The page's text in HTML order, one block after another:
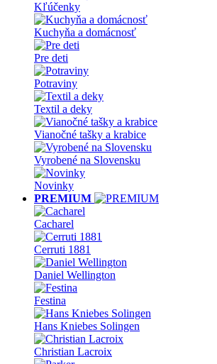
Kľúčenky
Kuchyňa a domácnosť
Pre deti
Potraviny
Textil a deky
Vianočné tašky a krabice
Vyrobené na Slovensku
Novinky
PREMIUM
Cacharel
Cerruti 1881
Daniel Wellington
Festina
Hans Kniebes Solingen
Christian Lacroix